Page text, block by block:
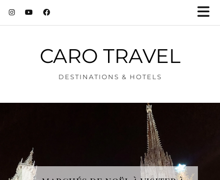
CARO TRAVEL
DESTINATIONS & HOTELS